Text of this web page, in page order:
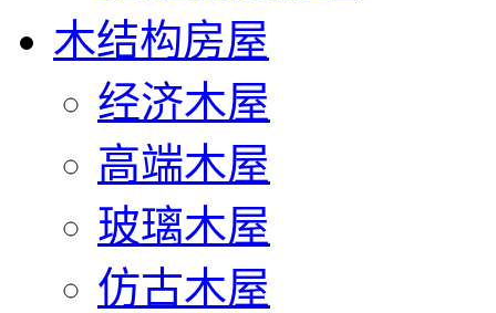
木结构房屋
经济木屋
高端木屋
玻璃木屋
仿古木屋